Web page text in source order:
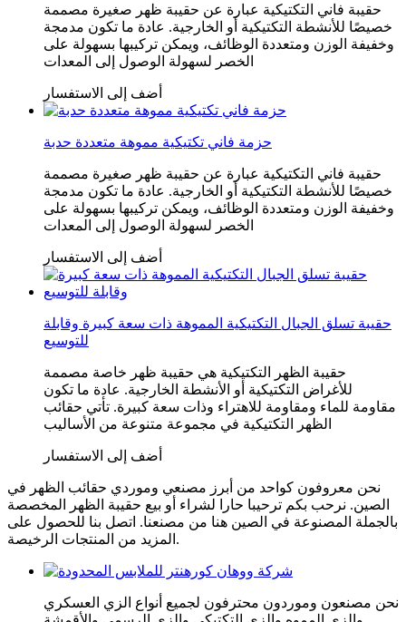
حقيبة فاني التكتيكية عبارة عن حقيبة ظهر صغيرة مصممة
خصيصًا للأنشطة التكتيكية أو الخارجية. عادة ما تكون مدمجة
وخفيفة الوزن ومتعددة الوظائف، ويمكن تركيبها بسهولة على
الخصر لسهولة الوصول إلى المعدات
أضف إلى الاستفسار
حزمة فاني تكتيكية مموهة متعددة حدبة
حقيبة فاني التكتيكية عبارة عن حقيبة ظهر صغيرة مصممة
خصيصًا للأنشطة التكتيكية أو الخارجية. عادة ما تكون مدمجة
وخفيفة الوزن ومتعددة الوظائف، ويمكن تركيبها بسهولة على
الخصر لسهولة الوصول إلى المعدات
أضف إلى الاستفسار
حقيبة تسلق الجبال التكتيكية المموهة ذات سعة كبيرة وقابلة
للتوسيع
حقيبة الظهر التكتيكية هي حقيبة ظهر خاصة مصممة
للأغراض التكتيكية أو الأنشطة الخارجية. عادة ما تكون
مقاومة للماء ومقاومة للاهتراء وذات سعة كبيرة. تأتي حقائب
الظهر التكتيكية في مجموعة متنوعة من الأساليب
أضف إلى الاستفسار
نحن معروفون كواحد من أبرز مصنعي وموردي حقائب الظهر في
الصين. نرحب بكم ترحيبا حارا لشراء أو بيع حقيبة الظهر المخصصة
بالجملة المصنوعة في الصين هنا من مصنعنا. اتصل بنا للحصول على
المزيد من المنتجات الرخيصة.
نحن مصنعون وموردون محترفون لجميع أنواع الزي العسكري